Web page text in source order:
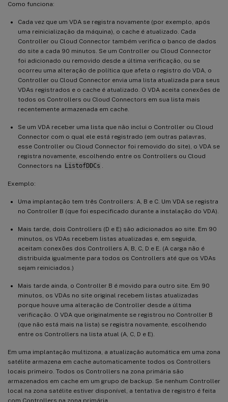
Como funciona:
Cada vez que um VDA se registra novamente (por exemplo, após
uma reinicialização da máquina), o cache é atualizado. Cada
Controller ou Cloud Connector também verifica o banco de dados
do site a cada 90 minutos. Se um Controller ou Cloud Connector
foi adicionado ou removido desde a última verificação, ou se
ocorreu uma alteração de política que afeta o registro do VDA, o
Controller ou Cloud Connector envia uma lista atualizada para seus
VDAs registrados e o cache é atualizado. O VDA aceita conexões de
todos os Controllers ou Cloud Connectors em sua lista mais
recentemente armazenada em cache.
Se um VDA receber uma lista que não inclui o Controller ou Cloud
Connector com o qual ele está registrado (em outras palavras,
esse Controller ou Cloud Connector foi removido do site), o VDA se
registra novamente, escolhendo entre os Controllers ou Cloud
Connectors na
ListofDDCs .
Exemplo:
Uma implantação tem três Controllers: A, B e C. Um VDA se registra
no Controller B (que foi especificado durante a instalação do VDA).
Mais tarde, dois Controllers (D e E) são adicionados ao site. Em 90
minutos, os VDAs recebem listas atualizadas e, em seguida,
aceitam conexões dos Controllers A, B, C, D e E. (A carga não é
distribuída igualmente para todos os Controllers até que os VDAs
sejam reiniciados.)
Mais tarde ainda, o Controller B é movido para outro site. Em 90
minutos, os VDAs no site original recebem listas atualizadas
porque houve uma alteração de Controller desde a última
verificação. O VDA que originalmente se registrou no Controller B
(que não está mais na lista) se registra novamente, escolhendo
entre os Controllers na lista atual (A, C, D e E).
Em uma implantação multizona, a atualização automática em uma zona
satélite armazena em cache automaticamente todos os Controllers
locais primeiro. Todos os Controllers na zona primária são
armazenados em cache em um grupo de backup. Se nenhum Controller
local na zona satélite estiver disponível, a tentativa de registro é feita